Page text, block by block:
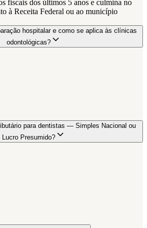
fiscais dos últimos 5 anos e culmina no
à Receita Federal ou ao município
hospitalar e como se aplica às clínicas
odontológicas?
para dentistas — Simples Nacional ou
Lucro Presumido?